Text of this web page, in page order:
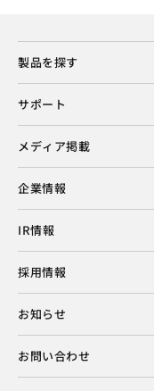
製品を探す
サポート
メディア掲載
企業情報
IR情報
採用情報
お知らせ
お問い合わせ